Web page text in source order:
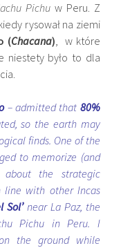
Pichuw Peru. Z
rysował na ziemi
(Chacana), w które
niestety było to dla
– admitted that 80%
so the earth may
finds. One of the
to memorize (and
about the strategic
line with other Incas
Sol’ near La Paz, the
Pichu in Peru. I
the ground while